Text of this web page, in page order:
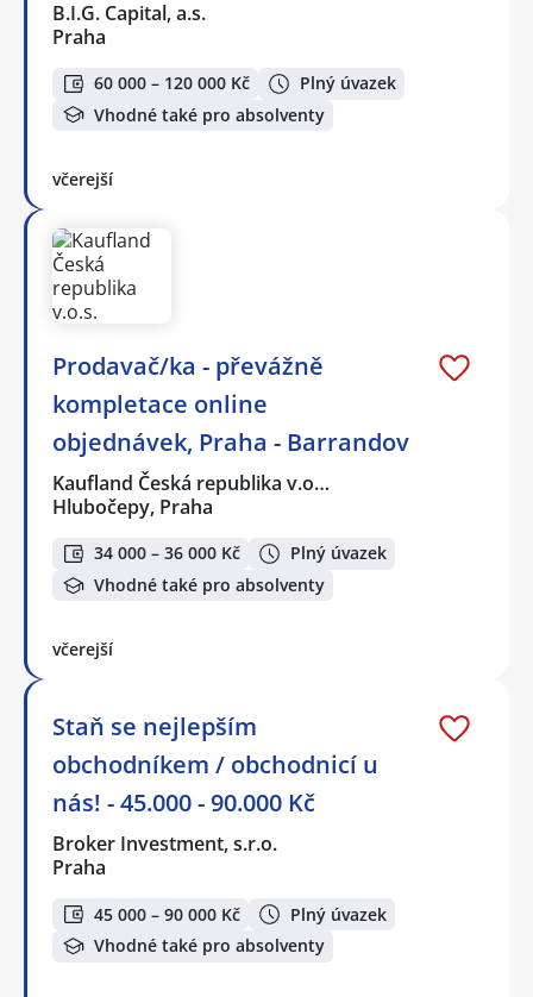
B.I.G. Capital, a.s.
Praha
60 000 – 120 000 Kč
Plný úvazek
Vhodné také pro absolventy
včerejší
Prodavač/ka - převážně
kompletace online
objednávek, Praha - Barrandov
Kaufland Česká republika v.o…
Hlubočepy, Praha
34 000 – 36 000 Kč
Plný úvazek
Vhodné také pro absolventy
včerejší
Staň se nejlepším
obchodníkem / obchodnicí u
nás! - 45.000 - 90.000 Kč
Broker Investment, s.r.o.
Praha
45 000 – 90 000 Kč
Plný úvazek
Vhodné také pro absolventy